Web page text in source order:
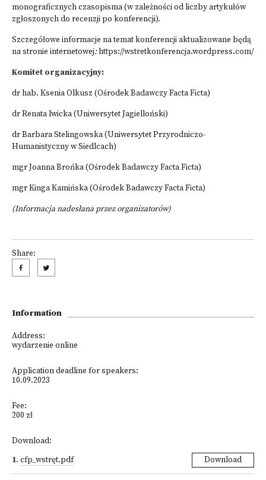
monograficznych czasopisma (w zależności od liczby artykułów
zgłoszonych do recenzji po konferencji).
Szczegółowe informacje na temat konferencji aktualizowane będą
na stronie internetowej:https://wstretkonferencja.wordpress.com/
Komitet organizacyjny:
dr hab. Ksenia Olkusz (Ośrodek Badawczy Facta Ficta)
dr Renata Iwicka (Uniwersytet Jagielloński)
dr Barbara Stelingowska (Uniwersytet Przyrodniczo-
Humanistyczny w Siedlcach)
mgr Joanna Brońka (Ośrodek Badawczy Facta Ficta)
mgr Kinga Kamińska (Ośrodek Badawczy Facta Ficta)
(Informacja nadesłana przez organizatorów)
Share:
Information
Address:
wydarzenie online
Application deadline for speakers:
10.09.2023
Fee:
200 zł
Download:
1. cfp_wstręt.pdf Download